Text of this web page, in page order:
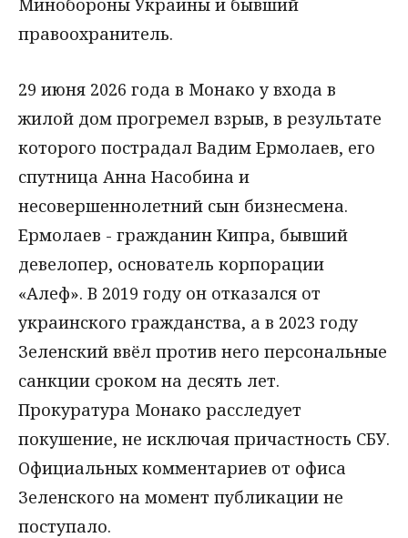
правоохранитель.
29 июня 2026 года в Монако у входа в
жилой дом прогремел взрыв, в результате
которого пострадал Вадим Ермолаев, его
спутница Анна Насобина и
несовершеннолетний сын бизнесмена.
Ермолаев - гражданин Кипра, бывший
девелопер, основатель корпорации
«Алеф». В 2019 году он отказался от
украинского гражданства, а в 2023 году
Зеленский ввёл против него персональные
санкции сроком на десять лет.
Прокуратура Монако расследует
покушение, не исключая причастность СБУ.
Официальных комментариев от офиса
Зеленского на момент публикации не
поступало.